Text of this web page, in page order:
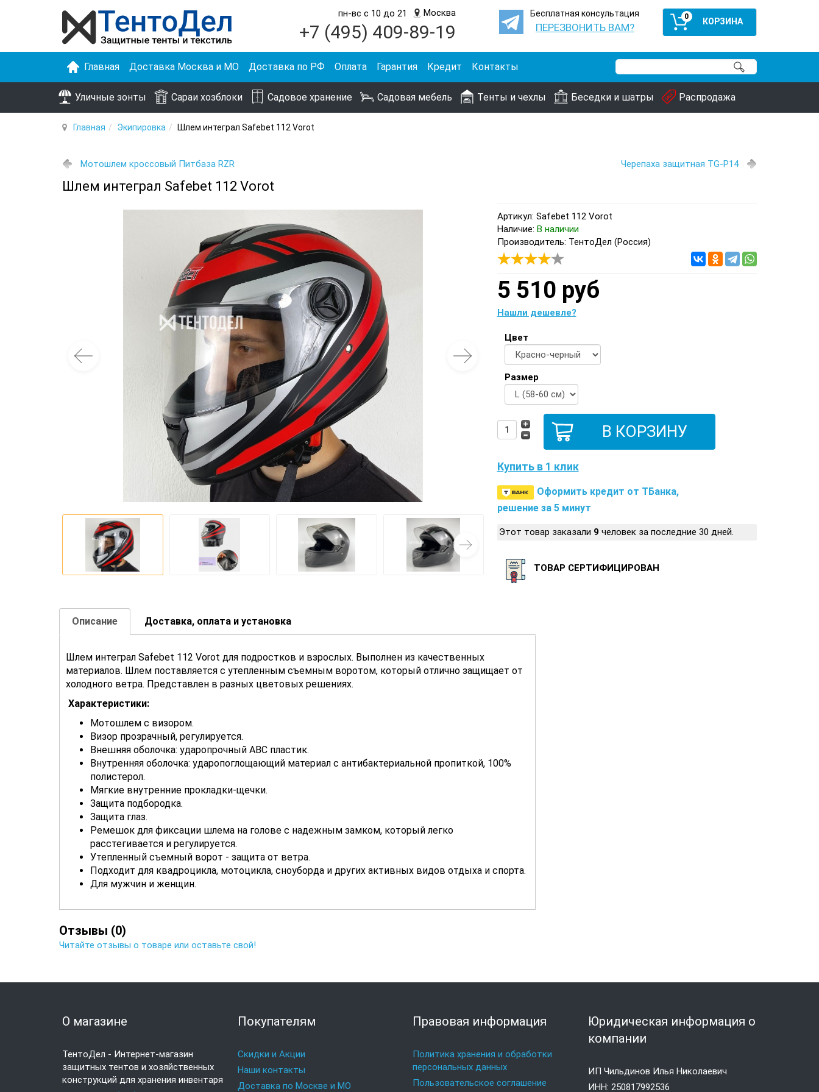
пн-вс с 10 до 21 Москва
+7 (495) 409-89-19
Бесплатная консультация
ПЕРЕЗВОНИТЬ ВАМ?
0
Главная Доставка Москва и МО Доставка по РФ Оплата Гарантия Кредит Контакты
Уличные зонты Сараи хозблоки Садовое хранение Садовая мебель Тенты и чехлы Беседки и шатры Распродажа
Главная Экипировка Шлем интеграл Safebet 112 Vorot
Мотошлем кроссовый Питбаза RZR Черепаха защитная TG-P14
Шлем интеграл Safebet 112 Vorot
Артикул: Safebet 112 Vorot
Наличие: В наличии
Производитель: ТентоДел (Россия)
5 510 руб
Нашли дешевле?
Цвет
Размер
Купить в 1 клик
Оформить кредит от ТБанка,
решение за 5 минут
Этот товар заказали 9 человек за последние 30 дней.
ТОВАР СЕРТИФИЦИРОВАН
Описание Доставка, оплата и установка
Шлем интеграл Safebet 112 Vorot для подростков и взрослых. Выполнен из качественных
материалов. Шлем поставляется с утепленным съемным воротом, который отлично защищает от
холодного ветра. Представлен в разных цветовых решениях.
Характеристики:
Мотошлем с визором.
Визор прозрачный, регулируется.
Внешняя оболочка: ударопрочный АВС пластик.
Внутренняя оболочка: ударопоглощающий материал с антибактериальной пропиткой, 100%
полистерол.
Мягкие внутренние прокладки-щечки.
Защита подбородка.
Защита глаз.
Ремешок для фиксации шлема на голове с надежным замком, который легко
расстегивается и регулируется.
Утепленный съемный ворот - защита от ветра.
Подходит для квадроцикла, мотоцикла, сноуборда и других активных видов отдыха и спорта.
Для мужчин и женщин.
Отзывы (0)
Читайте отзывы о товаре или оставьте свой!
О магазине
ТентоДел - Интернет-магазин
защитных тентов и хозяйственных
конструкций для хранения инвентаря
Покупателям
Скидки и Акции
Наши контакты
Доставка по Москве и МО
Правовая информация
Политика хранения и обработки
персональных данных
Пользовательское соглашение
Юридическая информация о
компании
ИП Чильдинов Илья Николаевич
ИНН: 250817992536